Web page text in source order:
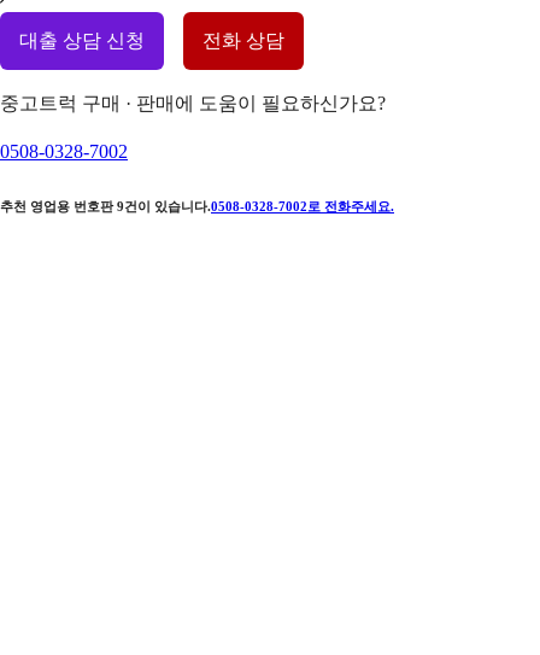
대출 상담 신청 전화 상담
중고트럭 구매 · 판매에 도움이 필요하신가요?
0508-0328-7002
추천 영업용 번호판 9건이 있습니다.0508-0328-7002 로 전화주세요.